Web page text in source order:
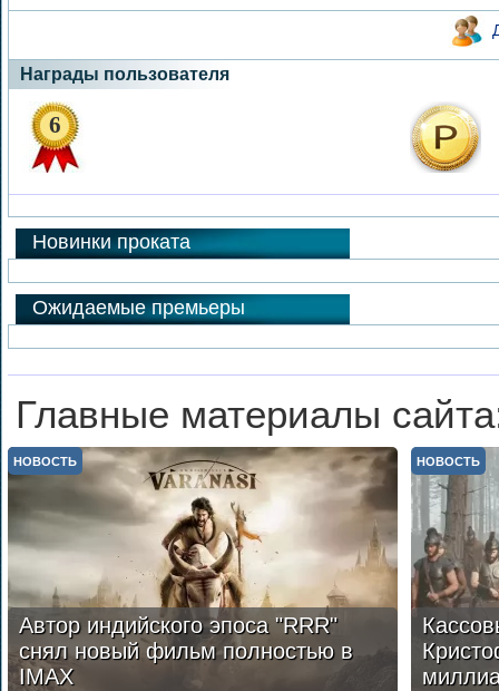
Награды пользователя
6
Новинки проката
Ожидаемые премьеры
Главные материалы
Автор индийского эпоса "RRR"
снял новый фильм полностью в
IMAX
НОВОСТЬ НОВОСТЬ